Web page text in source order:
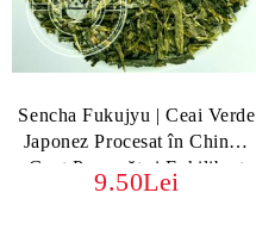
Sencha Fukujyu | Ceai Verde
Japonez Procesat în China -
Gust Proaspăt și Echilibrat
9.50Lei